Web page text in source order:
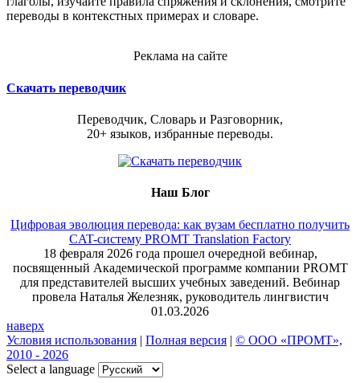
переводы в контекстных примерах и словаре.
Реклама на сайте
Скачать переводчик
Переводчик, Словарь и Разговорник,
20+ языков, избранные переводы.
Наш Блог
Цифровая эволюция перевода: как вузам бесплатно получить
CAT-систему PROMT Translation Factory
18 февраля 2026 года прошел очередной вебинар,
посвященный Академической программе компании PROMT
для представителей высших учебных заведений. Вебинар
провела Наталья Железняк, руководитель лингвистич
01.03.2026
наверх
Условия использования | Полная версия | © ООО «ПРОМТ»,
2010 - 2026
Select a language